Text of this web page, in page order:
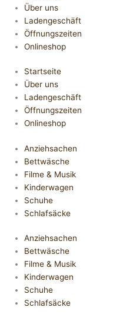
Über uns
Ladengeschäft
Öffnungszeiten
Onlineshop
Startseite
Über uns
Ladengeschäft
Öffnungszeiten
Onlineshop
Anziehsachen
Bettwäsche
Filme & Musik
Kinderwagen
Schuhe
Schlafsäcke
Anziehsachen
Bettwäsche
Filme & Musik
Kinderwagen
Schuhe
Schlafsäcke